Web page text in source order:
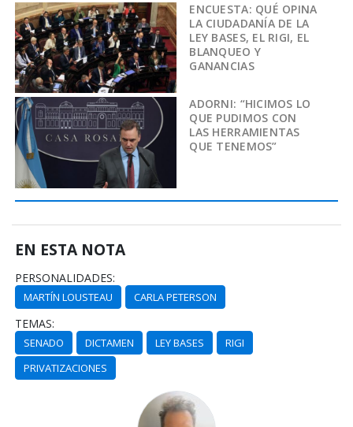
ENCUESTA: QUÉ OPINA
LA CIUDADANÍA DE LA
LEY BASES, EL RIGI, EL
BLANQUEO Y
GANANCIAS
ADORNI: “HICIMOS LO
QUE PUDIMOS CON
LAS HERRAMIENTAS
QUE TENEMOS”
EN ESTA NOTA
PERSONALIDADES:
MARTÍN LOUSTEAU CARLA PETERSON
TEMAS:
SENADO DICTAMEN LEY BASES
RIGI
PRIVATIZACIONES